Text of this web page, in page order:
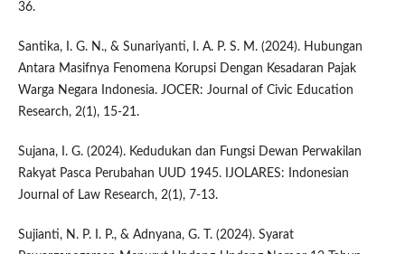
36.
Santika, I. G. N., & Sunariyanti, I. A. P. S. M. (2024). Hubungan
Antara Masifnya Fenomena Korupsi Dengan Kesadaran Pajak
Warga Negara Indonesia. JOCER: Journal of Civic Education
Research, 2(1), 15-21.
Sujana, I. G. (2024). Kedudukan dan Fungsi Dewan Perwakilan
Rakyat Pasca Perubahan UUD 1945. IJOLARES: Indonesian
Journal of Law Research, 2(1), 7-13.
Sujianti, N. P. I. P., & Adnyana, G. T. (2024). Syarat